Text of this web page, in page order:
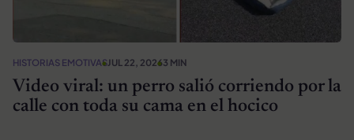
HISTORIAS EMOTIVASJUL 22, 20263 MIN
Video viral: un perro salió corriendo por la
calle con toda su cama en el hocico